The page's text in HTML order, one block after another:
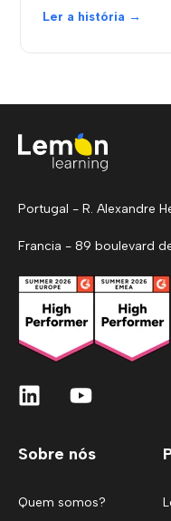
Ler a história →
Portugal - R. Alexandre
Francia - 89 boulevard
Sobre nós
Quem somos?